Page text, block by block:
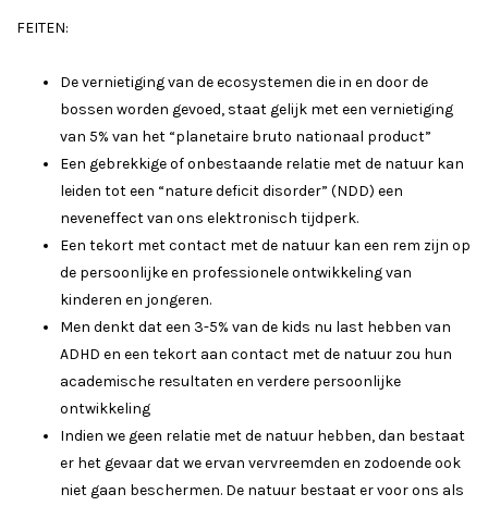
FEITEN:
De vernietiging van de ecosystemen die in en door de
bossen worden gevoed, staat gelijk met een vernietiging
van 5% van het “planetaire bruto nationaal product”
Een gebrekkige of onbestaande relatie met de natuur kan
leiden tot een “nature deficit disorder” (NDD) een
neveneffect van ons elektronisch tijdperk.
Een tekort met contact met de natuur kan een rem zijn op
de persoonlijke en professionele ontwikkeling van
kinderen en jongeren.
Men denkt dat een 3-5% van de kids nu last hebben van
ADHD en een tekort aan contact met de natuur zou hun
academische resultaten en verdere persoonlijke
ontwikkeling
Indien we geen relatie met de natuur hebben, dan bestaat
er het gevaar dat we ervan vervreemden en zodoende ook
niet gaan beschermen. De natuur bestaat er voor ons als